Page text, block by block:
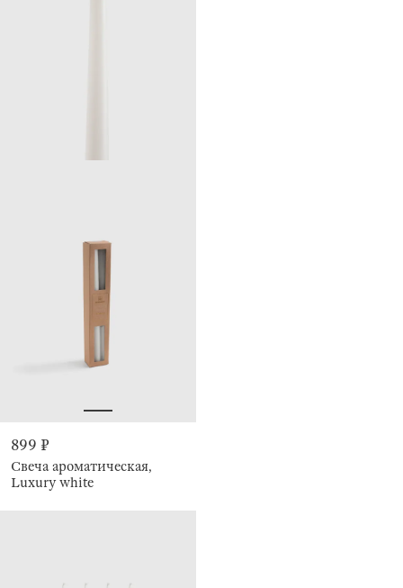
899 ₽
Свеча ароматическая,
Luxury white